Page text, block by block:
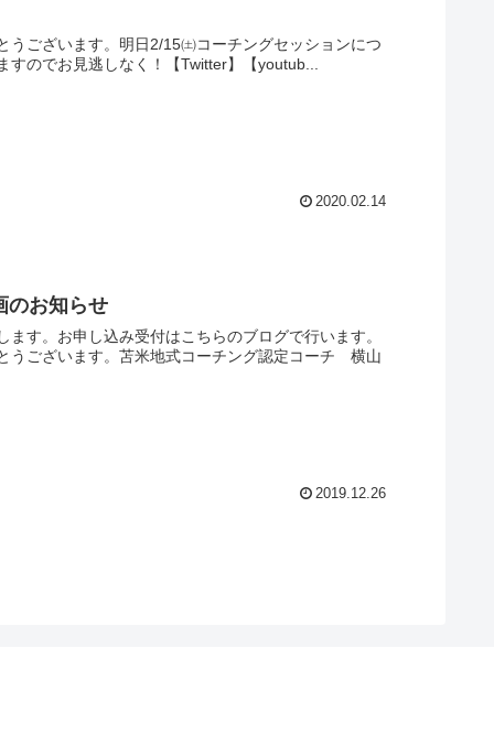
うございます。明日2/15㈯コーチングセッションにつ
のでお見逃しなく！【Twitter】【youtub...
2020.02.14
のお知らせ
す。お申し込み受付はこちらのブログで行います。
うございます。苫米地式コーチング認定コーチ 横山
2019.12.26